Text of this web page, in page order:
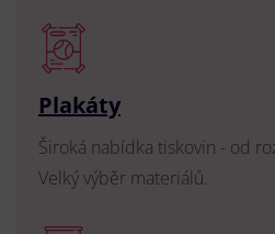
Plakáty
Široká nabídka tiskovin - od
Velký výběr materiálů.